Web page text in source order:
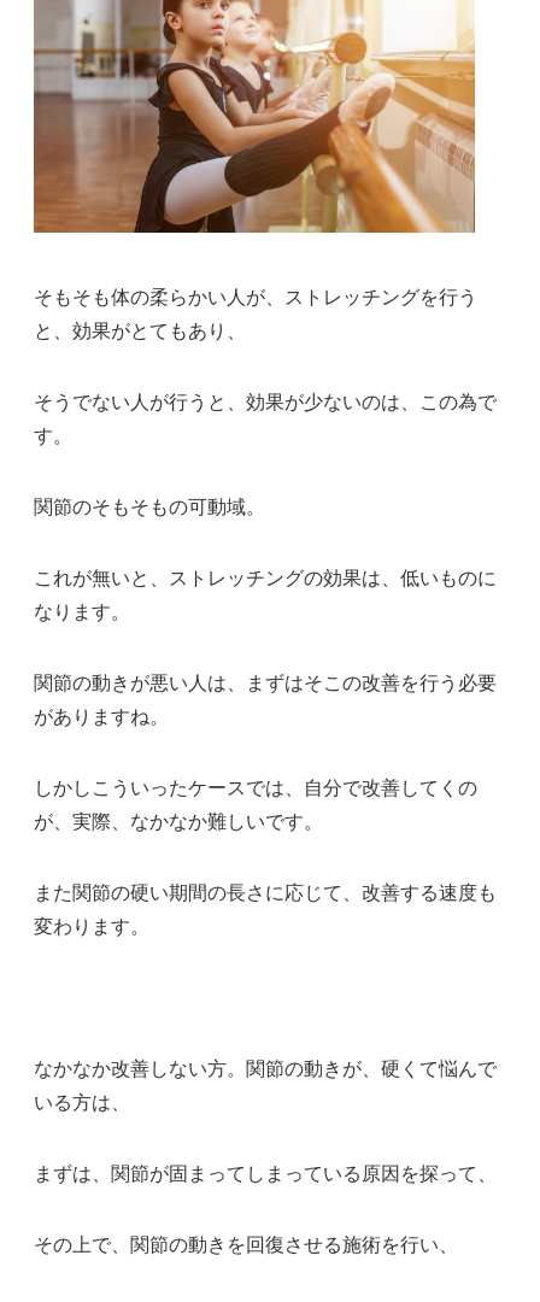
そもそも体の柔らかい人が、ストレッチングを行う
と、効果がとてもあり、
そうでない人が行うと、効果が少ないのは、この為で
す。
関節のそもそもの可動域。
これが無いと、ストレッチングの効果は、低いものに
なります。
関節の動きが悪い人は、まずはそこの改善を行う必要
がありますね。
しかしこういったケースでは、自分で改善してくの
が、実際、なかなか難しいです。
また関節の硬い期間の長さに応じて、改善する速度も
変わります。
なかなか改善しない方。関節の動きが、硬くて悩んで
いる方は、
まずは、関節が固まってしまっている原因を探って、
その上で、関節の動きを回復させる施術を行い、